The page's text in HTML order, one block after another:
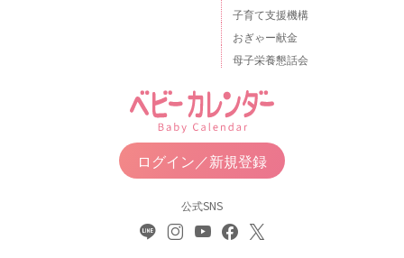
子育て支援機構
おぎゃー献金
母子栄養懇話会
ログイン／新規登録
公式SNS